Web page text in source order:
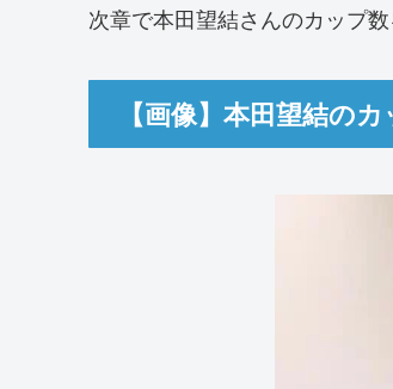
次章で本田望結さんのカップ
【画像】本田望結の